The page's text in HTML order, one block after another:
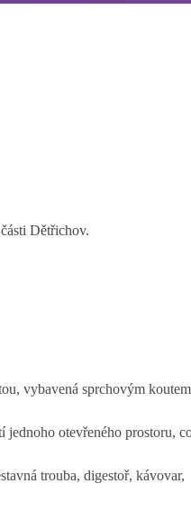
Dětřichov.
vybavená sprchovým
jednoho otevřeného prostoru,
trouba, digestoř, kávovar,